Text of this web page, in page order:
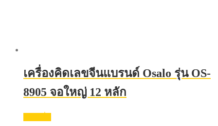
เครื่องคิดเลขจีนแบรนด์ Osalo รุ่น OS-
8905 จอใหญ่ 12 หลัก